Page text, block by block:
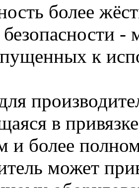
более
-
к
в
и более
может